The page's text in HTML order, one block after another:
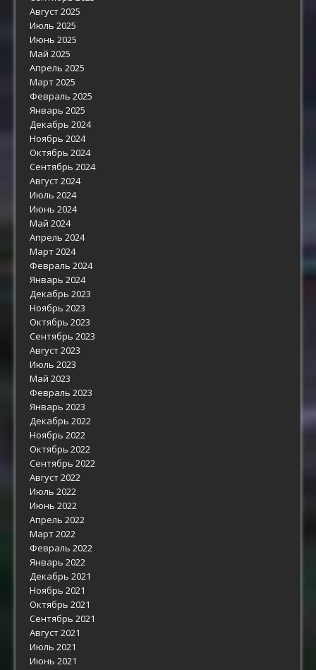
Август 2025
Июль 2025
Июнь 2025
Май 2025
Апрель 2025
Март 2025
Февраль 2025
Январь 2025
Декабрь 2024
Ноябрь 2024
Октябрь 2024
Сентябрь 2024
Август 2024
Июль 2024
Июнь 2024
Май 2024
Апрель 2024
Март 2024
Февраль 2024
Январь 2024
Декабрь 2023
Ноябрь 2023
Октябрь 2023
Сентябрь 2023
Август 2023
Июль 2023
Май 2023
Февраль 2023
Январь 2023
Декабрь 2022
Ноябрь 2022
Октябрь 2022
Сентябрь 2022
Август 2022
Июль 2022
Июнь 2022
Апрель 2022
Март 2022
Февраль 2022
Январь 2022
Декабрь 2021
Ноябрь 2021
Октябрь 2021
Сентябрь 2021
Август 2021
Июль 2021
Июнь 2021